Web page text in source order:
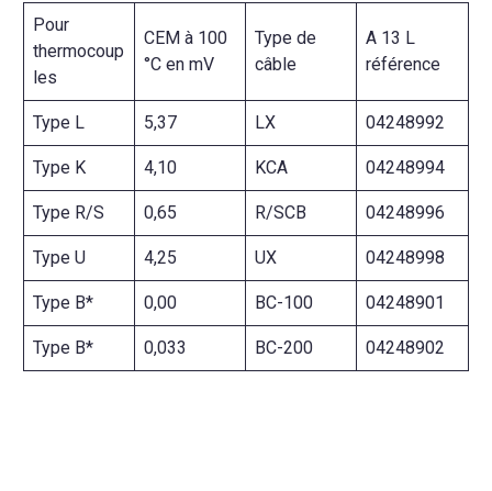
Pour
thermocoup
les
CEM à 100
°C en mV
Type de
câble
A 13 L
référence
Type L 5,37 LX 04248992
Type K 4,10 KCA 04248994
Type R/S 0,65 R/SCB 04248996
Type U 4,25 UX 04248998
Type B* 0,00 BC-100 04248901
Type B* 0,033 BC-200 04248902